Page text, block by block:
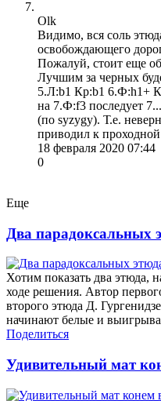
Olk
Видимо, вся соль
освобождающего
Пожалуй, стоит еще
Лучшим за черных
5.Л:b1 Кр:b1 6.Ф:h1+
на 7.Ф:f3 последует
(по syzygy). Т.е.
приводил к
18 февраля 2020 07:44
0
Еще
Два парадоксальных
Хотим показать два этюда,
ходе решения. Автор
второго этюда Д.
начинают белые и
Поделиться
Удивительный мат